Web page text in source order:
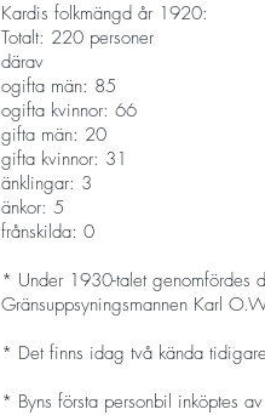
Kardis folkmängd år 1920:
Totalt: 220 personer
därav
ogifta män: 85
ogifta kvinnor: 66
gifta män: 20
gifta kvinnor: 31
änklingar: 3
änkor: 5
frånskilda: 0
* Under 1930-talet genomfördes
Gränsuppsyningsmannen Karl
* Det finns idag två kända
* Byns första personbil inköptes